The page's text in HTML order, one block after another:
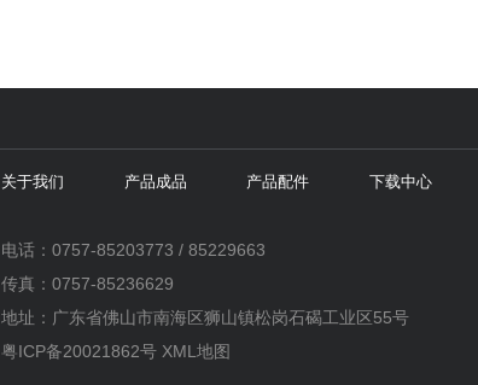
关于我们 产品成品 产品配件 下载中心
电话：0757-85203773 / 85229663
传真：0757-85236629
地址：广东省佛山市南海区狮山镇松岗石碣工业区55号
粤ICP备20021862号 XML地图